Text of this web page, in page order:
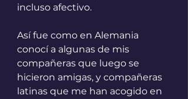
incluso afectivo.
Así fue como en Alemania
conocí a algunas de mis
compañeras que luego se
hicieron amigas, y compañeras
latinas que me han acogido en